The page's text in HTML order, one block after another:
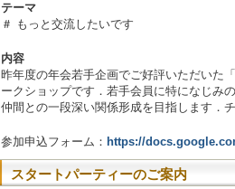
テーマ
＃ もっと交流したいです
内容
昨年度の年会若手企画でご好評いただいた
ークショップです．若手会員に特になじみ
仲間との一段深い関係形成を目指します．
参加申込フォーム： https://
スタートパーティーのご案内